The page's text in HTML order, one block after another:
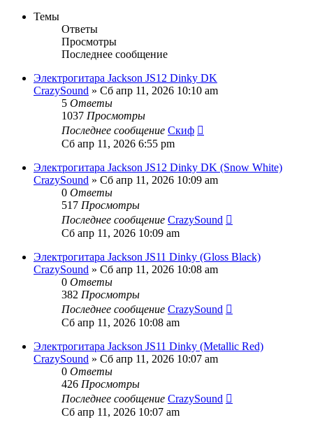
Темы
Ответы
Просмотры
Последнее сообщение
Электрогитара Jackson JS12 Dinky DK
CrazySound » Сб апр 11, 2026 10:10 am
5 Ответы
1037 Просмотры
Последнее сообщение Скиф
Сб апр 11, 2026 6:55 pm
Электрогитара Jackson JS12 Dinky DK (Snow White)
CrazySound » Сб апр 11, 2026 10:09 am
0 Ответы
517 Просмотры
Последнее сообщение CrazySound
Сб апр 11, 2026 10:09 am
Электрогитара Jackson JS11 Dinky (Gloss Black)
CrazySound » Сб апр 11, 2026 10:08 am
0 Ответы
382 Просмотры
Последнее сообщение CrazySound
Сб апр 11, 2026 10:08 am
Электрогитара Jackson JS11 Dinky (Metallic Red)
CrazySound » Сб апр 11, 2026 10:07 am
0 Ответы
426 Просмотры
Последнее сообщение CrazySound
Сб апр 11, 2026 10:07 am